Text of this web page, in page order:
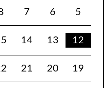
5
6
7
12
13
14
19
20
21